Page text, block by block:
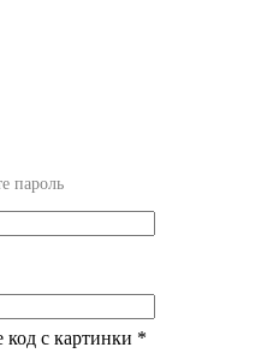
пароль
с картинки *